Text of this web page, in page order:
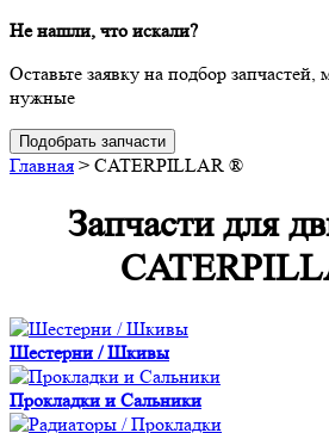
Не нашли, что искали?
Оставьте заявку на подбор
нужные
Подобрать запчасти
Главная > CATERPILLAR ®
Запчасти для
Шестерни / Шкивы
Прокладки и Сальники